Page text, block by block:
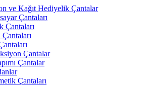
ve Kağıt Hediyelik Çantalar
Çantaları
Çantaları
Çantalar
Çantalar
Çantaları